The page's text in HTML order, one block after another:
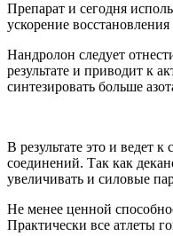
Препарат и сегодня
ускорение
Нандролон следует
результате и приводит к
синтезировать больше
В результате это и ведет
соединений. Так как
увеличивать и силовые
Не менее ценной
Практически все атлеты